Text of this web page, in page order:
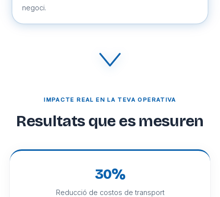
negoci.
IMPACTE REAL EN LA TEVA OPERATIVA
Resultats que es mesuren
30%
Reducció de costos de transport